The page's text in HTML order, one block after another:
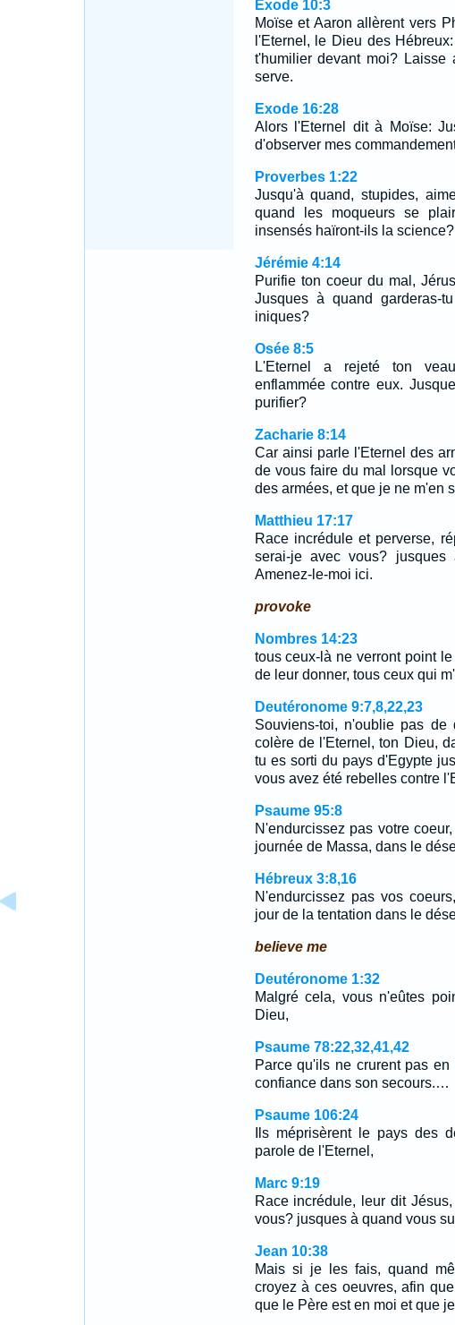
Exode 10:3
Moïse et Aaron allèrent vers
l'Eternel, le Dieu des
t'humilier devant moi?
serve.
Exode 16:28
Alors l'Eternel dit à Moïse:
d'observer mes
Proverbes 1:22
Jusqu'à quand, stupides,
quand les moqueurs se
insensés haïront-ils la science?
Jérémie 4:14
Purifie ton coeur du mal,
Jusques à quand garderas-
iniques?
Osée 8:5
L'Eternel a rejeté ton
enflammée contre eux.
purifier?
Zacharie 8:14
Car ainsi parle l'Eternel des
de vous faire du mal lorsque
des armées, et que je ne m'en
Matthieu 17:17
Race incrédule et perverse,
serai-je avec vous? jusques
Amenez-le-moi ici.
provoke
Nombres 14:23
tous ceux-là ne verront point
de leur donner, tous ceux qui
Deutéronome 9:7,8,22,23
Souviens-toi, n'oublie pas
colère de l'Eternel, ton Dieu,
tu es sorti du pays d'Egypte
vous avez été rebelles contre
Psaume 95:8
N'endurcissez pas votre
journée de Massa, dans le
Hébreux 3:8,16
N'endurcissez pas vos
jour de la tentation dans le
believe me
Deutéronome 1:32
Malgré cela, vous n'eûtes
Dieu,
Psaume 78:22,32,41,42
Parce qu'ils ne crurent pas
confiance dans son secours.…
Psaume 106:24
Ils méprisèrent le pays des
parole de l'Eternel,
Marc 9:19
Race incrédule, leur dit
vous? jusques à quand vous
Jean 10:38
Mais si je les fais, quand
croyez à ces oeuvres, afin
que le Père est en moi et que